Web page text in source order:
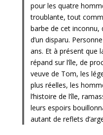
pour les quatre
troublante, tout
barbe de cet inconnu,
d’un disparu.
ans. Et à présent que
répand sur l’île, de
veuve de Tom, les
plus réelles, les
l’histoire de l’île,
leurs espoirs
autant de reflets